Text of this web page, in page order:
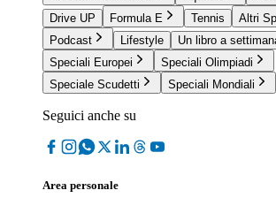
Drive UP
Formula E Tennis Altri
Podcast
Lifestyle
Un libro a
Speciali Europei
Speciali Olimpiadi
Speciale Scudetti
Speciali Mondiali
Seguici anche su
Area personale